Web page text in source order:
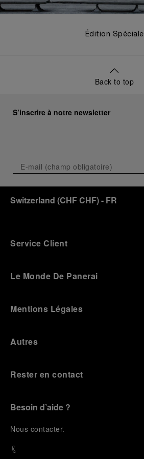
Édition Spéciale
Back to top
S’inscrire à notre newsletter
Switzerland (CHF CHF)- FR
Service Client
Le Monde De Panerai
Mentions Légales
Autres
Rester en contact
Besoin d’aide ?
Nous contacter.